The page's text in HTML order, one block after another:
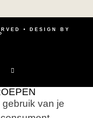
• DESIGN BY
gebruik van je